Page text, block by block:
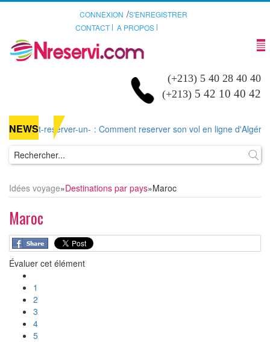
CONNEXION /S'ENREGISTRER
CONTACT
A PROPOS
(+213) 5 40 28 40 40
(+213) 5 42 10 40 42
NEWS
reserver-un- : Comment reserver son vol en ligne d'Algérie ou
Idées voyage»Destinations par pays»Maroc
Maroc
Évaluer cet élément
1
2
3
4
5